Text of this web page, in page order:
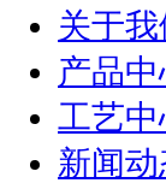
关于我
产品
工艺中
新闻动